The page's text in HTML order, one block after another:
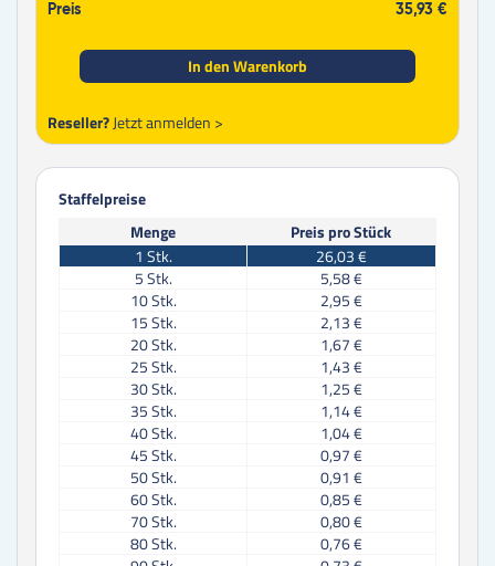
Preis 35,93 €
In den Warenkorb
Reseller?Jetzt anmelden >
Staffelpreise
Menge
Preis pro Stück
1 Stk.
26,03 €
5Stk.
5,58 €
10Stk.
2,95 €
15Stk.
2,13 €
20Stk.
1,67 €
25Stk.
1,43 €
30Stk.
1,25 €
35Stk.
1,14 €
40Stk.
1,04 €
45Stk.
0,97 €
50Stk.
0,91 €
60Stk.
0,85 €
70Stk.
0,80 €
80Stk.
0,76 €